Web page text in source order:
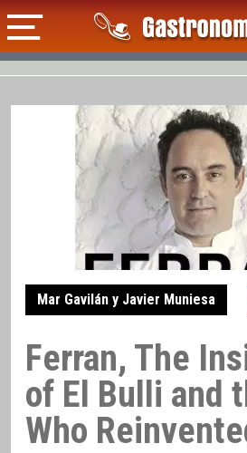
Mar Gavilán y Javier Muniesa
Ferran, The
of El Bulli and
Who